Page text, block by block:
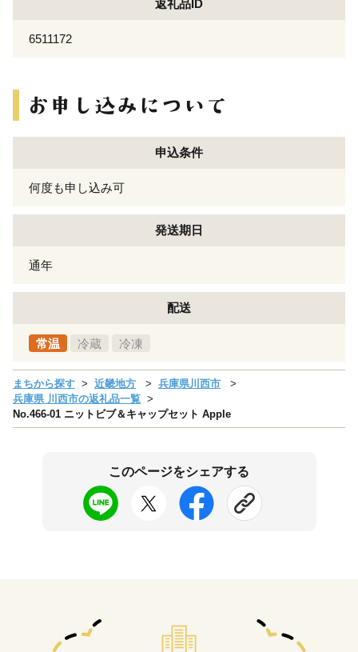
返礼品ID
6511172
申込条件
何度も申し込み可
発送期日
通年
配送
常温 冷蔵 冷凍
まちから探す 近畿地方
兵庫県川西市
兵庫県 川西市の返礼品一覧
No.466-01 ニットビブ＆キャップセット Apple
このページをシェアする